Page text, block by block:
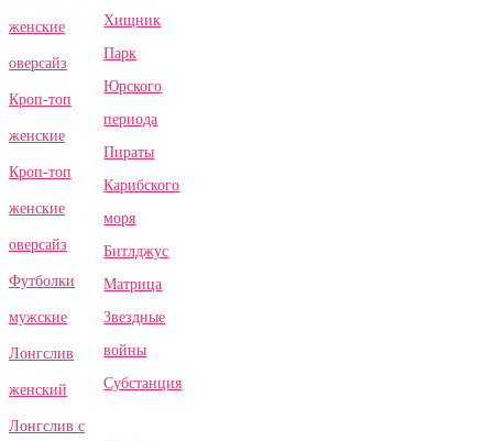
женские
оверсайз
Кроп-топ
женские
Кроп-топ
женские
оверсайз
Футболки
мужские
Лонгслив
женский
Лонгслив с
Хищник
Парк
Юрского
периода
Пираты
Карибского
моря
Битлджус
Матрица
Звездные
войны
Субстанция